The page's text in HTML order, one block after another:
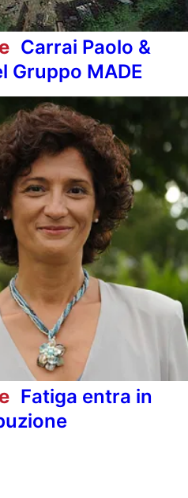
Carrai Paolo &
Gruppo MADE
Fatiga entra in